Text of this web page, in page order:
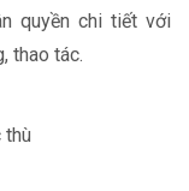
quyền chi tiết với
thao tác.
thù